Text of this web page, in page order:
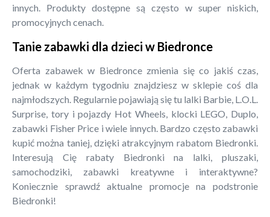
innych. Produkty dostępne są często w super niskich,
promocyjnych cenach.
Tanie zabawki dla dzieci w Biedronce
Oferta zabawek w Biedronce zmienia się co jakiś czas,
jednak w każdym tygodniu znajdziesz w sklepie coś dla
najmłodszych. Regularnie pojawiają się tu lalki Barbie, L.O.L.
Surprise, tory i pojazdy Hot Wheels, klocki LEGO, Duplo,
zabawki Fisher Price i wiele innych. Bardzo często zabawki
kupić można taniej, dzięki atrakcyjnym rabatom Biedronki.
Interesują Cię rabaty Biedronki na lalki, pluszaki,
samochodziki, zabawki kreatywne i interaktywne?
Koniecznie sprawdź aktualne promocje na podstronie
Biedronki!